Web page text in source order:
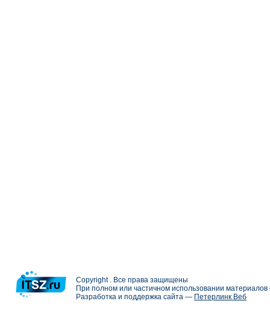
Copyright . Все права защищены
При полном или частичном использовании
Разработка и поддержка сайта — Петерлинк Веб